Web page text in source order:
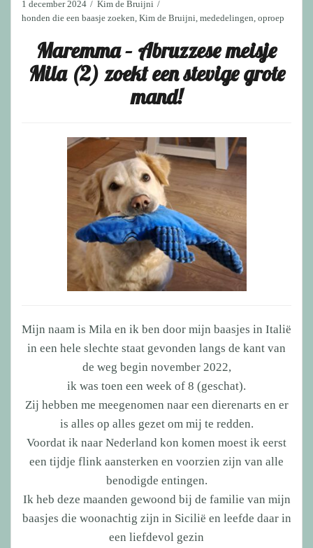
1 december 2024
Kim de Bruijni
honden die een baasje zoeken Kim de Bruijni mededelingen oproep
Maremma – Abruzzese meisje
Mila (2) zoekt een stevige grote
mand!
Mijn naam is Mila en ik ben door mijn baasjes in Italië
in een hele slechte staat gevonden langs de kant van
de weg begin november 2022,
ik was toen een week of 8 (geschat).
Zij hebben me meegenomen naar een dierenarts en er
is alles op alles gezet om mij te redden.
Voordat ik naar Nederland kon komen moest ik eerst
een tijdje flink aansterken en voorzien zijn van alle
benodigde entingen.
Ik heb deze maanden gewoond bij de familie van mijn
baasjes die woonachtig zijn in Sicilië en leefde daar in
een liefdevol gezin